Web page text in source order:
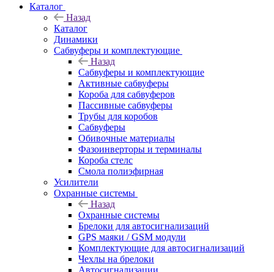
Каталог
Назад
Каталог
Динамики
Сабвуферы и комплектующие
Назад
Сабвуферы и комплектующие
Активные сабвуферы
Короба для сабвуферов
Пассивные сабвуферы
Трубы для коробов
Сабвуферы
Обивочные материалы
Фазоинверторы и терминалы
Короба стелс
Смола полиэфирная
Усилители
Охранные системы
Назад
Охранные системы
Брелоки для автосигнализаций
GPS маяки / GSM модули
Комплектующие для автосигнализаций
Чехлы на брелоки
Автосигнализации